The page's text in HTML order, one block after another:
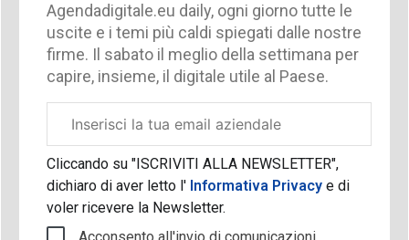
Agendadigitale.eu daily, ogni giorno tutte le
uscite e i temi più caldi spiegati dalle nostre
firme. Il sabato il meglio della settimana per
capire, insieme, il digitale utile al Paese.
aziendale
Cliccando su "ISCRIVITI ALLA NEWSLETTER",
dichiaro di aver letto l'Informativa Privacy e di
voler ricevere la Newsletter.